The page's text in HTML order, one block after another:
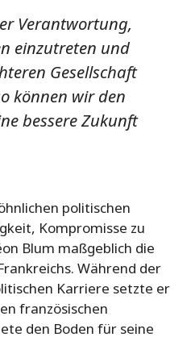
Verantwortung,
einzutreten und
Gesellschaft
können wir den
bessere Zukunft
politischen
Kompromisse zu
Blum maßgeblich die
Während der
Karriere setzte er
französischen
den Boden für seine